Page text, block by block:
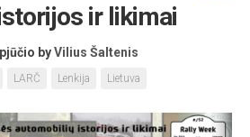
ir likimai
byVilius Šaltenis
LARČ Lenkija Lietuva